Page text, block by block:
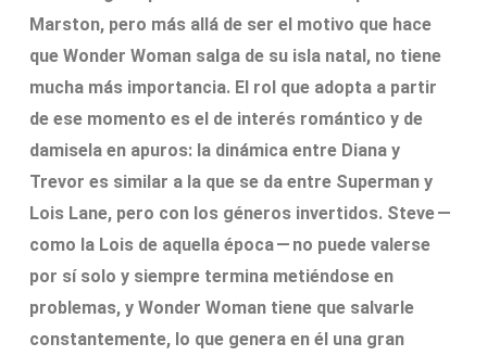
Marston, pero más allá de ser el motivo que hace
que Wonder Woman salga de su isla natal, no tiene
mucha más importancia. El rol que adopta a partir
de ese momento es el de interés romántico y de
damisela en apuros: la dinámica entre Diana y
Trevor es similar a la que se da entre Superman y
Lois Lane, pero con los géneros invertidos. Steve —
como la Lois de aquella época — no puede valerse
por sí solo y siempre termina metiéndose en
problemas, y Wonder Woman tiene que salvarle
constantemente, lo que genera en él una gran